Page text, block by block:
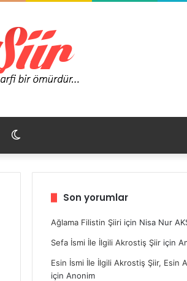
görünümü
Son yorumlar
Ağlama Filistin Şiiri için Nisa Nur
Sefa İsmi İle İlgili Akrostiş Şiir için
Esin İsmi İle İlgili Akrostiş Şiir, Esin
içinAnonim